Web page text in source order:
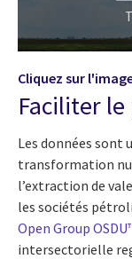
Cliquez sur
Faciliter
Les données
transformation
l’extraction de
les sociétés
Open Group
intersectorielle